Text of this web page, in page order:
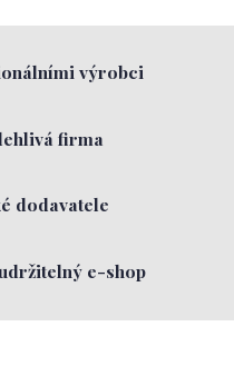
výrobci
firma
dodavatele
e-shop